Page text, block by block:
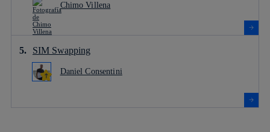
Chimo Villena
SIM Swapping
Daniel Consentini